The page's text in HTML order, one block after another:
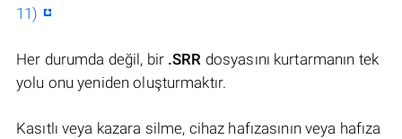
11)
Her durumda değil, bir .SRR dosyasını kurtarmanın tek
yolu onu yeniden oluşturmaktır.
Kasıtlı veya kazara silme, cihaz hafızasının veya hafıza